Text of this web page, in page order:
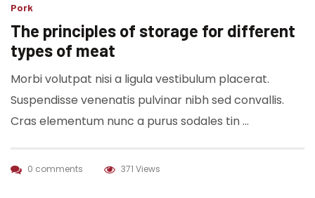
Pork
The principles of storage for different
types of meat
Morbi volutpat nisi a ligula vestibulum placerat.
Suspendisse venenatis pulvinar nibh sed convallis.
Cras elementum nunc a purus sodales tin …
0 comments 371 Views